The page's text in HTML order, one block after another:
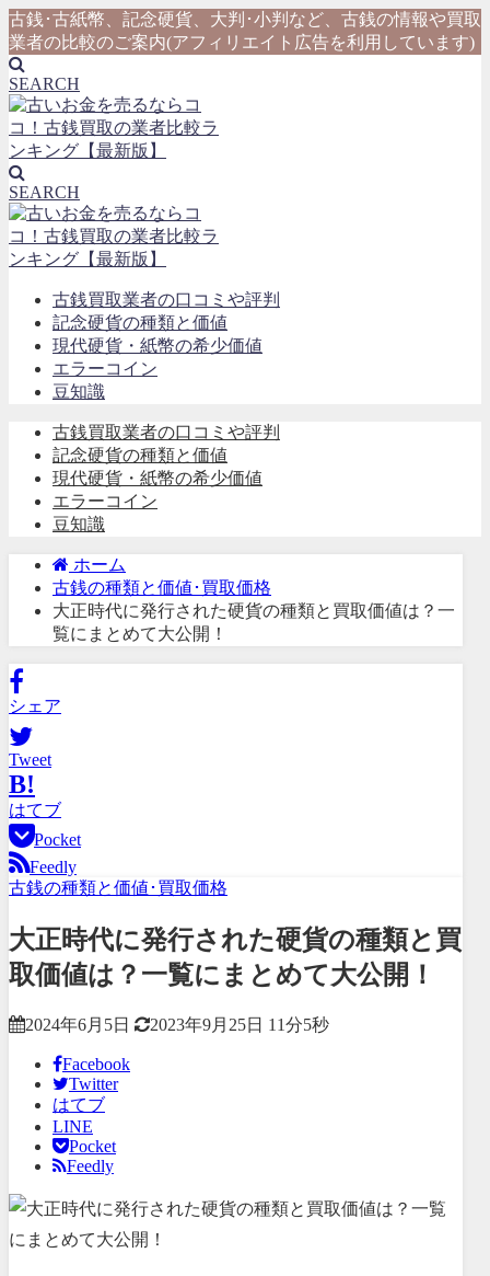
古銭･古紙幣、記念硬貨、大判･小判など、古銭の情報や買取
業者の比較のご案内(アフィリエイト広告を利用しています)
SEARCH
SEARCH
古銭買取業者の口コミや評判
記念硬貨の種類と価値
現代硬貨・紙幣の希少価値
エラーコイン
豆知識
古銭買取業者の口コミや評判
記念硬貨の種類と価値
現代硬貨・紙幣の希少価値
エラーコイン
豆知識
ホーム
古銭の種類と価値･買取価格
大正時代に発行された硬貨の種類と買取価値は？一
覧にまとめて大公開！
シェア
Tweet
B!
はてブ
Pocket
Feedly
古銭の種類と価値･買取価格
大正時代に発行された硬貨の種類と買
取価値は？一覧にまとめて大公開！
2024年6月5日 2023年9月25日 11分5秒
Facebook
Twitter
はてブ
LINE
Pocket
Feedly